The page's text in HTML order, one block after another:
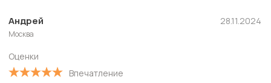
Андрей
Москва
Оценки
Впечатление
28.11.2024